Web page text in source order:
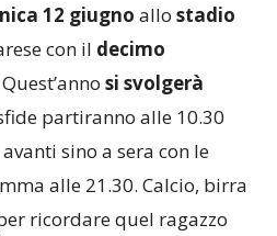
12 giugno allo stadio
con il decimo
si svolgerà
partiranno alle 10.30
sino a sera con le
alle 21.30. Calcio, birra
ricordare quel ragazzo